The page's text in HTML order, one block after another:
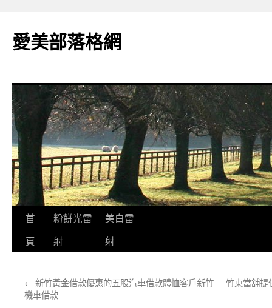
愛美部落格網
跳
要
首
頁
粉餅光雷
射
美白雷
射
← 新竹黃金借款優惠的五股汽車借款體恤客戶新竹
機車借款
竹東當舖提